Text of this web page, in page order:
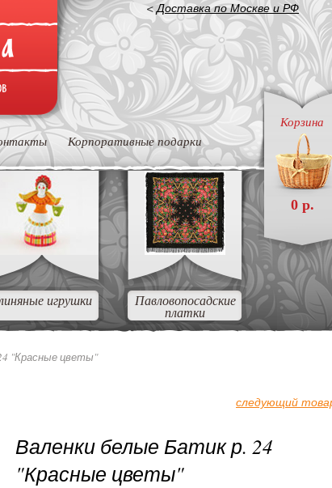
<Доставка по Москве и РФ
Корзина
0 р.
Корпоративные подарки
игрушки Павловопосадские
платки
"Красные цветы"
следующий
Валенки белые Батик р. 24
"Красные цветы"